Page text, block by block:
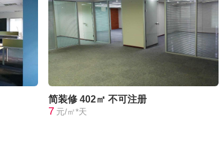
简装修 402㎡ 不可注册
7 元/㎡*天